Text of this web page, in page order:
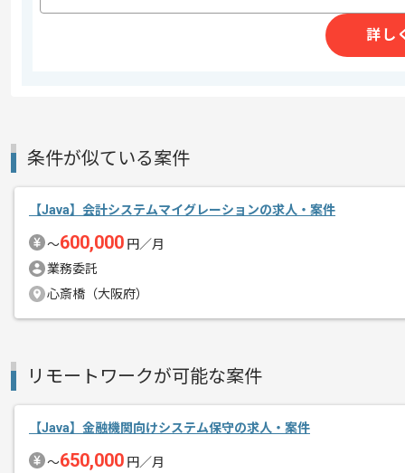
商談回数
1回
エージェントからのコ
メント
複数案件を保有している企業ですので、
詳し
条件が似ている案件
【Java】会計システムマイグレーションの求人・案件
〜600,000 円／月
業務委託
心斎橋（大阪府）
リモートワークが可能な案件
【Java】金融機関向けシステム保守の求人・案件
〜650,000 円／月